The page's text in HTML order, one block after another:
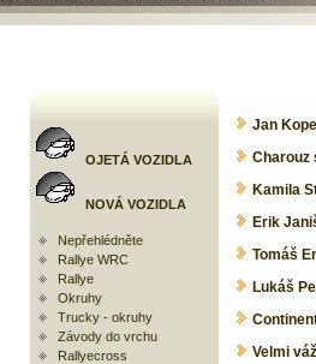
OJETÁ VOZIDLA
NOVÁ VOZIDLA
Nepřehlédněte
Rallye WRC
Rallye
Okruhy
Trucky - okruhy
Závody do vrchu
Rallyecross
Jan
Charouz
Kamila
Erik
Tomáš
Lukáš
Velmi